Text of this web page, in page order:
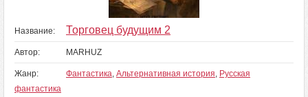
Название: Торговец будущим 2
Автор: MARHUZ
Жанр: Фантастика, Альтернативная история, Русская
фантастика